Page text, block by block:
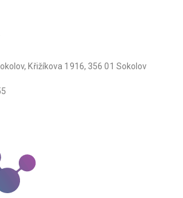
Křižíkova 1916, 356 01 Sokolov